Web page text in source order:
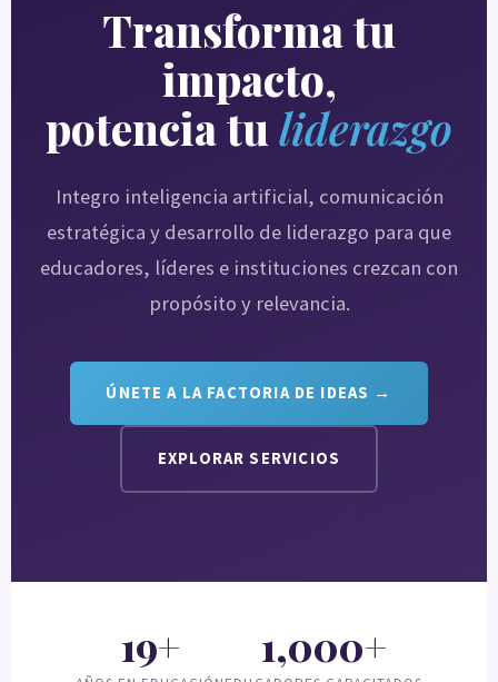
Transforma tu
impacto,
potencia tu liderazgo
Integro inteligencia artificial, comunicación
estratégica y desarrollo de liderazgo para que
educadores, líderes e instituciones crezcan con
propósito y relevancia.
ÚNETE A LA FACTORIA DE IDEAS →
EXPLORAR SERVICIOS
19+ 1,000+